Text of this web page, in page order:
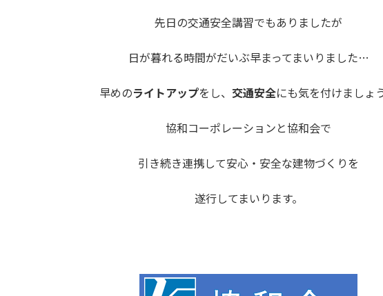
先日の交通安全講習でもありましたが
日が暮れる時間がだいぶ早まってまいりました…
早めのライトアップをし、 交通安全にも気を付けましょ
協和コーポレーションと協和会で
引き続き連携して安心・安全な建物づくりを
遂行してまいります。